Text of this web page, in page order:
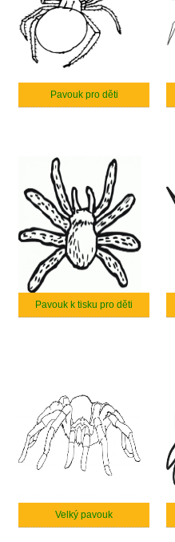
Pavouk pro děti
Pavouk k tisku pro děti
Velký pavouk